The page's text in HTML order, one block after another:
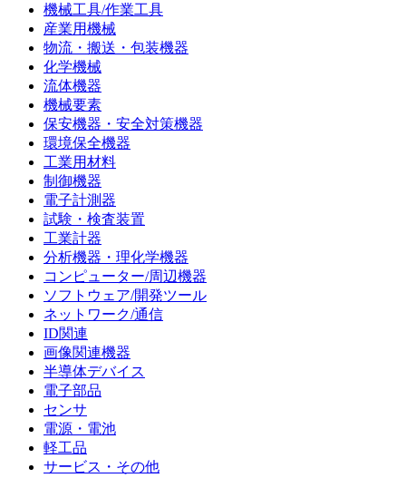
機械工具/作業工具
産業用機械
物流・搬送・包装機器
化学機械
流体機器
機械要素
保安機器・安全対策機器
環境保全機器
工業用材料
制御機器
電子計測器
試験・検査装置
工業計器
分析機器・理化学機器
コンピューター/周辺機器
ソフトウェア/開発ツール
ネットワーク/通信
ID関連
画像関連機器
半導体デバイス
電子部品
センサ
電源・電池
軽工品
サービス・その他